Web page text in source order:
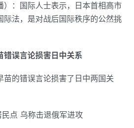
）：国际人士表示，日本首相高市
际法，是对战后国际秩序的公然挑
错误言论损害日中关系
苗的错误言论损害了日中两国关
点 乌称击退俄军进攻